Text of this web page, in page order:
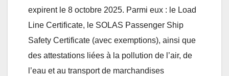
expirent le 8 octobre 2025. Parmi eux : le Load
Line Certificate, le SOLAS Passenger Ship
Safety Certificate (avec exemptions), ainsi que
des attestations liées à la pollution de l’air, de
l’eau et au transport de marchandises